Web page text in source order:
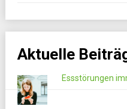
Aktuelle
Essstörungen